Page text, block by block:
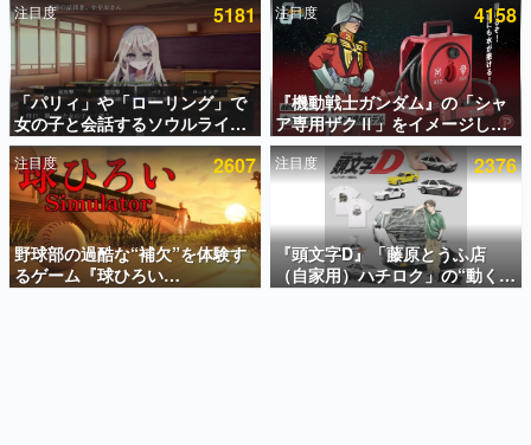
電ファミのいま読まれている記事ランキング
アプリセール情報
インタビュー
連載・特集一覧
殿堂入り記事
SNS拡散数が数千以上！ ページビュー数万以上！ などな
ど。多くの人々に読まれた、電ファミ渾身の“殿堂入り”記
事をまとめました。
注目度 5181
「パリィ」や「ローリング」で
女の子と会話するソウルライク
恋愛ゲーム『小早川さんはソウ
ルライク』無料公開。返事に失
敗すると「YOU DIED」
注目度 4158
『機動戦士ガンダム』の「シャ
ア専用ザクⅡ」をイメージした
散水ホースリールが予約開始。
本体にはシャアのパーソナルマ
ークやジオン公国軍のエンブレ
ム、型式番号などを配置
注目度 2607
野球部の過酷な“補欠”を体験す
るゲーム『球ひろい
Simulator』が「1件」のウィッ
注目度 2376
『頭文字D』「藤原とうふ店
（自家用）ハチロク」の“動くテ
ィッシュケース”が買えるポップ